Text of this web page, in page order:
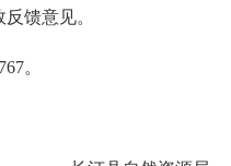
馈意见。
。